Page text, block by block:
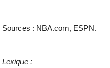
Sources : NBA.com, ESPN.
Lexique :